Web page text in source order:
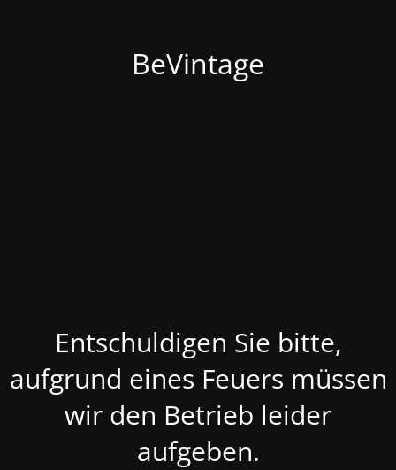
BeVintage
Entschuldigen Sie bitte,
aufgrund eines Feuers müssen
wir den Betrieb leider
aufgeben.